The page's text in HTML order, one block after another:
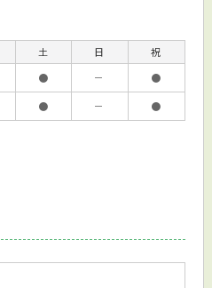
土 日
祝
● －
●
● － ●